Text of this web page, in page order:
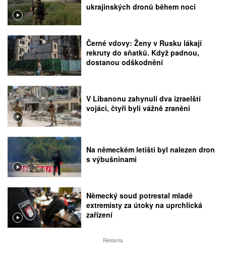
ukrajinských dronů během noci
Černé vdovy: Ženy v Rusku lákají
rekruty do sňatků. Když padnou,
dostanou odškodnění
V Libanonu zahynuli dva izraelští
vojáci, čtyři byli vážně zraněni
Na německém letišti byl nalezen dron
s výbušninami
Německý soud potrestal mladé
extremisty za útoky na uprchlická
zařízení
Reklama